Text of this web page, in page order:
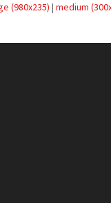
(980x235) | medium